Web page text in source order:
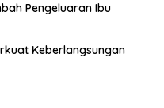
Pengeluaran Ibu
Keberlangsungan